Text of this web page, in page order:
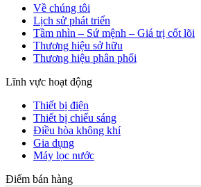
Về chúng tôi
Lịch sử phát triển
Tầm nhìn – Sứ mệnh – Giá trị cốt lõi
Thương hiệu sở hữu
Thương hiệu phân phối
Lĩnh vực hoạt động
Thiết bị điện
Thiết bị chiếu sáng
Điều hòa không khí
Gia dụng
Máy lọc nước
Điểm bán hàng